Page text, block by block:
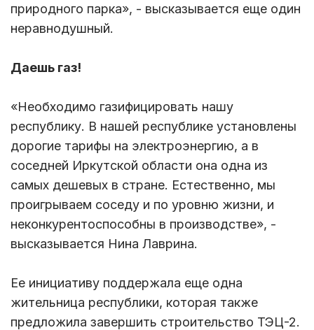
природного парка», - высказывается еще один
неравнодушный.
Даешь газ!
«Необходимо газифицировать нашу
республику. В нашей республике установлены
дорогие тарифы на электроэнергию, а в
соседней Иркутской области она одна из
самых дешевых в стране. Естественно, мы
проигрываем соседу и по уровню жизни, и
неконкурентоспособны в производстве», -
высказывается Нина Лаврина.
Ее инициативу поддержала еще одна
жительница республики, которая также
предложила завершить строительство ТЭЦ-2.